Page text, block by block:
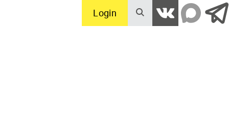
Login